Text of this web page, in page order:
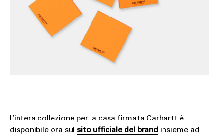
L’intera collezione per la casa firmata Carhartt è
disponibile ora sul sito ufficiale del brand insieme ad